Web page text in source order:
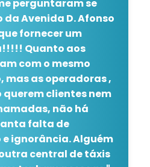
perguntaram se
Avenida D. Afonso
fornecer um
Quanto aos
com o mesmo
mas as operadoras ,
querem clientes nem
não há
falta de
ignorância. Alguém
central de táxis